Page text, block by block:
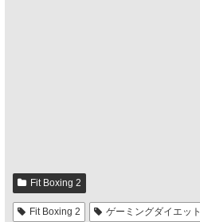
Fit Boxing 2
Fit Boxing 2 ゲーミングダイエット